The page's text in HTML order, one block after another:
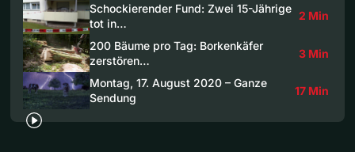
Schockierender Fund: Zwei 15-Jährige
tot in…
2 Min
200 Bäume pro Tag: Borkenkäfer
zerstören…
3 Min
Montag, 17. August 2020 – Ganze
Sendung
17 Min